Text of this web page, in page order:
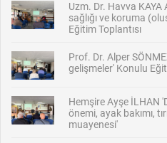
Uzm. Dr. Havva
sağlığı ve koruma
Eğitim Toplantısı
Prof. Dr. Alper
gelişmeler' Konulu
Hemşire Ayşe İLHAN
önemi, ayak bakımı,
muayenesi'